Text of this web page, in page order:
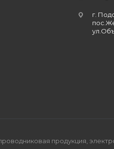
г.
продукция,